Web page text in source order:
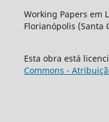
Working Papers em
Florianópolis (Santa
Esta obra está
Commons -